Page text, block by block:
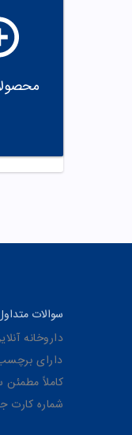
سوالات
داروخانه
دارای
کاملاً
شماره کارت جهت خرید